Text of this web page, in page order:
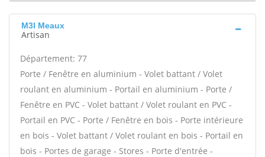
M3l Meaux
Artisan
Département: 77
Porte / Fenêtre en aluminium - Volet battant / Volet
roulant en aluminium - Portail en aluminium - Porte /
Fenêtre en PVC - Volet battant / Volet roulant en PVC -
Portail en PVC - Porte / Fenêtre en bois - Porte intérieure
en bois - Volet battant / Volet roulant en bois - Portail en
bois - Portes de garage - Stores - Porte d'entrée -